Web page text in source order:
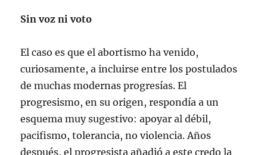
Sin voz ni voto
El caso es que el abortismo ha venido,
curiosamente, a incluirse entre los postulados
de muchas modernas progresías. El
progresismo, en su origen, respondía a un
esquema muy sugestivo: apoyar al débil,
pacifismo, tolerancia, no violencia. Años
después, el progresista añadió a este credo la